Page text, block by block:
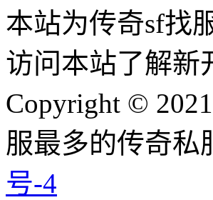
本站为传奇sf找
访问本站了解新
Copyright ©
服最多的传奇
号-4